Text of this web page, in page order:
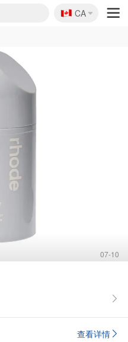
🇨🇦
CA
07-10
查看详情